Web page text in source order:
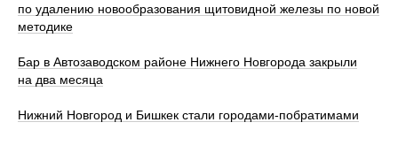
по удалению новообразования щитовидной железы по новой
методике
Бар в Автозаводском районе Нижнего Новгорода закрыли
на два месяца
Нижний Новгород и Бишкек стали городами-побратимами